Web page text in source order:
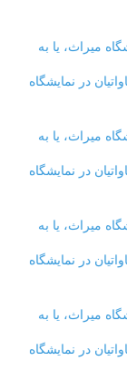
میراث، یا به
در نمایشگاه
میراث، یا به
در نمایشگاه
میراث، یا به
در نمایشگاه
میراث، یا به
در نمایشگاه